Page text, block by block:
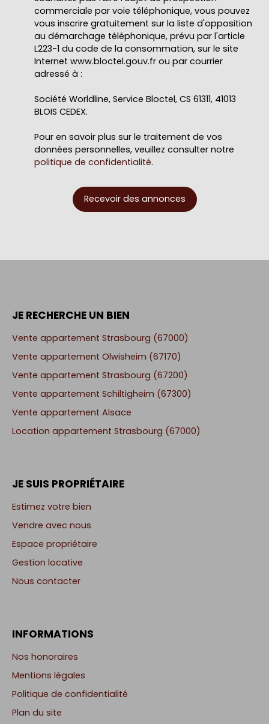
commerciale par voie téléphonique, vous pouvez
vous inscrire gratuitement sur la liste d'opposition
au démarchage téléphonique, prévu par l'article
L223-1 du code de la consommation, sur le site
Internet www.bloctel.gouv.fr ou par courrier
adressé à :
Société Worldline, Service Bloctel, CS 61311, 41013
BLOIS CEDEX.
Pour en savoir plus sur le traitement de vos
données personnelles, veuillez consulter notre
politique de confidentialité.
Recevoir des annonces
JE RECHERCHE UN BIEN
Vente appartement Strasbourg (67000)
Vente appartement Olwisheim (67170)
Vente appartement Strasbourg (67200)
Vente appartement Schiltigheim (67300)
Vente appartement Alsace
Location appartement Strasbourg (67000)
JE SUIS PROPRIÉTAIRE
Estimez votre bien
Vendre avec nous
Espace propriétaire
Gestion locative
Nous contacter
INFORMATIONS
Nos honoraires
Mentions légales
Politique de confidentialité
Plan du site